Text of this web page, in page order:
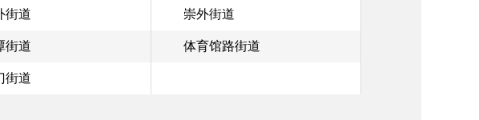
街道 崇外街道
街道 体育馆路街道
街道